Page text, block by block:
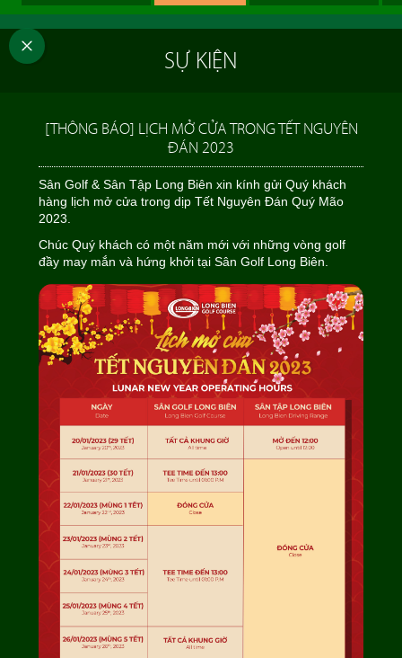
SỰ KIỆN
[THÔNG BÁO] LỊCH MỞ CỬA TRONG TẾT NGUYÊN
ĐÁN 2023
Sân Golf & Sân Tập Long Biên xin kính gửi Quý khách
hàng lịch mở cửa trong dịp Tết Nguyên Đán Quý Mão
2023.
Chúc Quý khách có một năm mới với những vòng golf
đầy may mắn và hứng khởi tại Sân Golf Long Biên.